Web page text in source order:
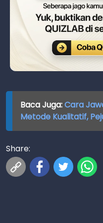
Baca Juga:Cara
Metode Kualitatif,
Share: